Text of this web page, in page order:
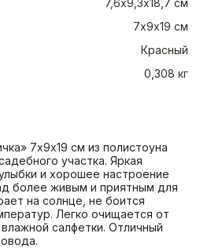
7,6х9,3х18,7 см
7х9х19 см
Красный
0,308 кг
7х9х19 см из полистоуна
участка. Яркая
и хорошее настроение
более живым и приятным для
на солнце, не боится
Легко очищается от
салфетки. Отличный